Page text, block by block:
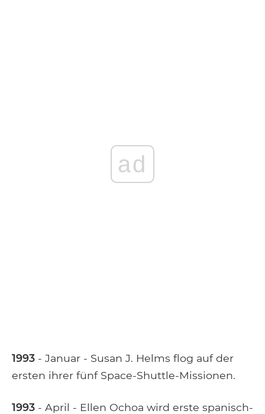
ad
1993 - Januar - Susan J. Helms flog auf der
ersten ihrer fünf Space-Shuttle-Missionen.
1993 - April - Ellen Ochoa wird erste spanisch-